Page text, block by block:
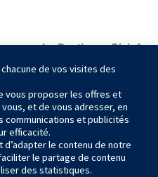
La Boutic par Dixinfor
ADN ECOSERVICES
10300 Sainte Savine
contact@la-boutic.fr
de vos visites des
vous proposer les offres et
et de vous adresser, en
communications et publicités
efficacité.
le contenu de notre
le partage de contenu
des statistiques.